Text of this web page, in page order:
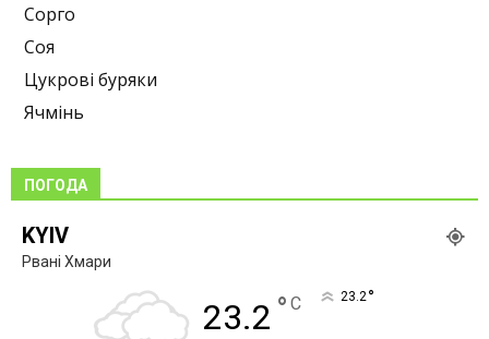
Сорго
Соя
Цукрові буряки
Ячмінь
ПОГОДА
KYIV
Рвані Хмари
23.2 ° C 23.2°